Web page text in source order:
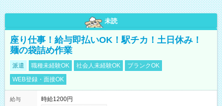
未読
座り仕事！給与即払いOK！駅チカ！土日休み！
麺の袋詰め作業
派遣 職種未経験OK 社会人未経験OK
ブランクOK
WEB登録・面接OK
給与
時給1200円